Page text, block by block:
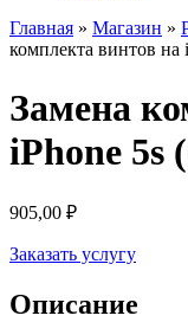
Главная » Магазин »
комплекта винтов на
Замена
iPhone 5s
905,00 ₽
Заказать услугу
Описание